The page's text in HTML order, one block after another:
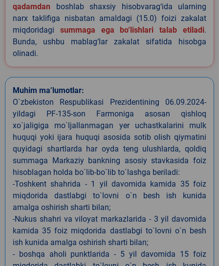
qadamdan boshlab shaxsiy hisobvarag‘ida ularning
narx taklifiga nisbatan amaldagi (15.0) foizi zakalat
miqdoridagi summaga ega bo‘lishlari talab etiladi.
Bunda, ushbu mablag‘lar zakalat sifatida hisobga
olinadi.
Muhim ma’lumotlar:
O`zbekiston Respublikasi Prezidentining 06.09.2024-
yildagi PF-135-son Farmoniga asosan qishloq
xo`jaligiga mo`ljallanmagan yer uchastkalarini mulk
huquqi yoki ijara huquqi asosida sotib olish qiymatini
quyidagi shartlarda har oyda teng ulushlarda, qoldiq
summaga Markaziy bankning asosiy stavkasida foiz
hisoblagan holda bo`lib-bo`lib to`lashga beriladi:
-Toshkent shahrida - 1 yil davomida kamida 35 foiz
miqdorida dastlabgi to`lovni o`n besh ish kunida
amalga oshirish sharti bilan;
-Nukus shahri va viloyat markazlarida - 3 yil davomida
kamida 35 foiz miqdorida dastlabgi to`lovni o`n besh
ish kunida amalga oshirish sharti bilan;
- boshqa aholi punktlarida - 5 yil davomida 15 foiz